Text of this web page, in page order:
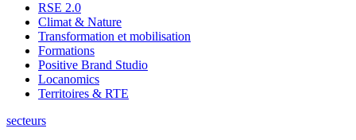
RSE 2.0
Climat & Nature
Transformation et mobilisation
Formations
Positive Brand Studio
Locanomics
Territoires & RTE
secteurs